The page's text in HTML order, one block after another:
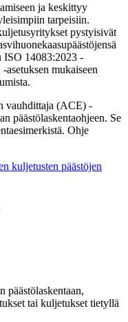
ja keskittyy
tarpeisiin.
pystyisivät
ISO 14083:2023 -
mukaiseen
vauhdittaja (ACE) -
päästölaskentaohjeen. Se
Ohje
kuljetusten päästöjen
päästölaskentaan,
tai kuljetukset tietyllä